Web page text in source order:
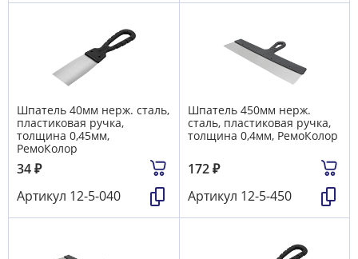
Шпатель 40мм нерж. сталь,
пластиковая ручка,
толщина 0,45мм,
РемоКолор
34₽
Артикул 12-5-040
Шпатель 450мм нерж.
сталь, пластиковая ручка,
толщина 0,4мм, РемоКолор
172₽
Артикул 12-5-450